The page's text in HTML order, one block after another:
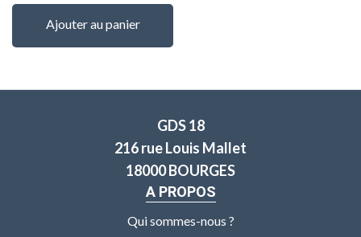
Ajouter au panier
GDS 18
216 rue Louis Mallet
18000 BOURGES
A PROPOS
Qui sommes-nous ?